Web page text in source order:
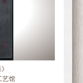
艺馆